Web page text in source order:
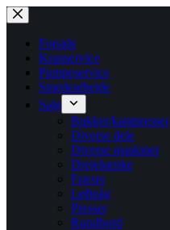
Fortsæt
til
indholdForside
Kranservice
Pumpeservice
Smedearbejde
Salg
Bukker/kantpresser
Diverse dele
Diverse maskiner
Drejebænke
Fræser
Løfteåg
Presser
Rundbord